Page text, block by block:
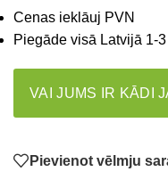
Cenas ieklāuj PVN
Piegāde visā Latvijā 1-
VAI JUMS IR KĀDI
Pievienot vēlmju